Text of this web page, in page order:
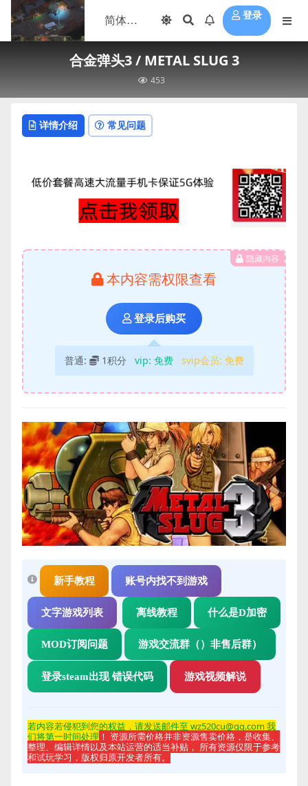
登录
合金弹头3 / METAL SLUG 3
453
详情介绍 常见问题
隐藏内容
本内容需权限查看
登录后购买
普通: 1积分 vip: 免费 svip会员: 免费
新手教程 账号内找不到游戏
文字游戏列表 离线教程 什么是D加密
MOD订阅问题 游戏交流群（）非售后群）
登录steam出现 错误代码 游戏视频解说
若内容若侵犯到您的权益，请发送邮件至 wz520cu@qq.com 我
们将第一时间处理 ！ 资源所需价格并非资源售卖价格，是收集、
整理、编辑详情以及本站运营的适当补贴， 所有资源仅限于参考
和试玩学习，版权归原开发者所有。